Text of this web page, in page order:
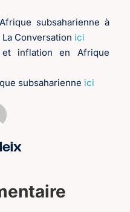
subsaharienne à
La Conversation ici
et inflation en Afrique
subsaharienne ici